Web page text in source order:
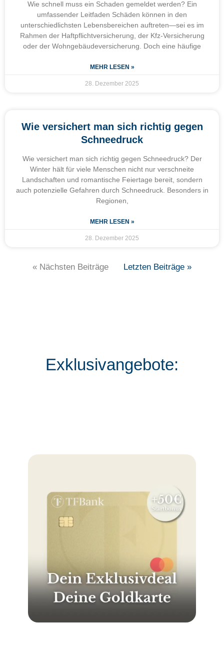
Wie schnell muss ein Schaden gemeldet werden? Ein
umfassender Leitfaden Schäden können in den
unterschiedlichsten Lebensbereichen auftreten—sei es im
Rahmen der Haftpflichtversicherung, der Kfz-Versicherung
oder der Wohngebäudeversicherung. Doch eine häufige
MEHR LESEN »
28. Dezember 2025
Wie versichert man sich richtig gegen
Schneedruck
Wie versichert man sich richtig gegen Schneedruck? Der
Winter hält für viele Menschen nicht nur verschneite
Landschaften und romantische Feiertage bereit, sondern
auch potenzielle Gefahren durch Schneedruck. Besonders in
Regionen,
MEHR LESEN »
28. Dezember 2025
« Nächsten Beiträge Letzten Beiträge »
Exklusivangebote: